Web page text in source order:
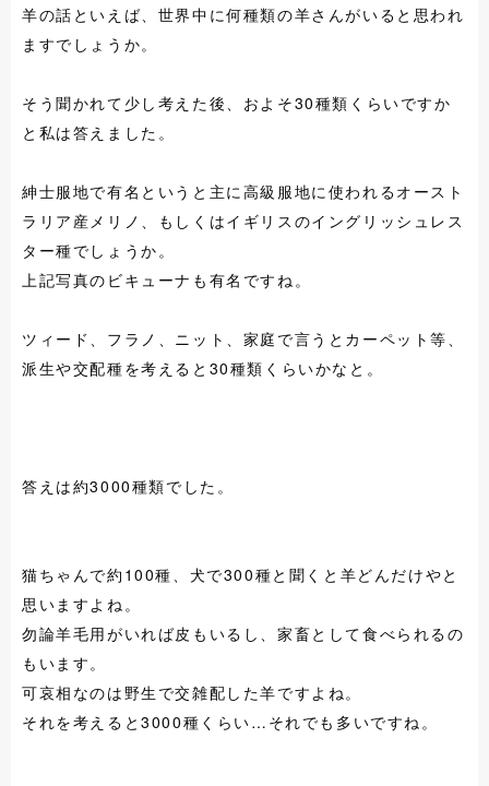
羊の話といえば、世界中に何種類の羊さんがいると思われ
ますでしょうか。
そう聞かれて少し考えた後、およそ30種類くらいですか
と私は答えました。
紳士服地で有名というと主に高級服地に使われるオースト
ラリア産メリノ、もしくはイギリスのイングリッシュレス
ター種でしょうか。
上記写真のビキューナも有名ですね。
ツィード、フラノ、ニット、家庭で言うとカーペット等、
派生や交配種を考えると30種類くらいかなと。
答えは約3000種類でした。
猫ちゃんで約100種、犬で300種と聞くと羊どんだけやと
思いますよね。
勿論羊毛用がいれば皮もいるし、家畜として食べられるの
もいます。
可哀相なのは野生で交雑配した羊ですよね。
それを考えると3000種くらい…それでも多いですね。